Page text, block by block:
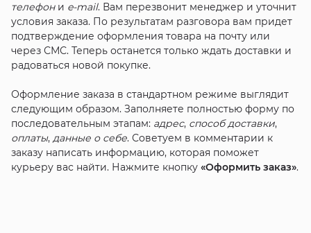
телефони e-mail. Вам перезвонит менеджер и уточнит
условия заказа. По результатам разговора вам придет
подтверждение оформления товара на почту или
через СМС. Теперь останется только ждать доставки и
радоваться новой покупке.
Оформление заказа в стандартном режиме выглядит
следующим образом. Заполняете полностью форму по
последовательным этапам: адрес, способ доставки,
оплаты, данные о себе. Советуем в комментарии к
заказу написать информацию, которая поможет
курьеру вас найти. Нажмите кнопку «Оформить заказ».